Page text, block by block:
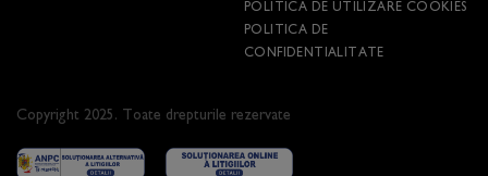
POLITICA DE UTILIZARE COOKIES
POLITICA DE
CONFIDENTIALITATE
Copyright 2025. Toate drepturile rezervate